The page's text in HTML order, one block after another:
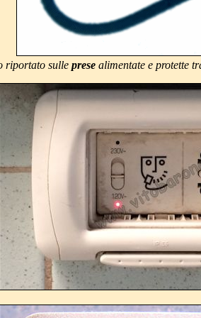
riportato sulle presealimentate e protette